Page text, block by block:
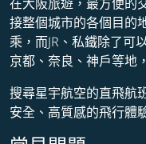
接整個城市的各個目的
乘，而JR、私鐵除了可
京都、奈良、神戶等地
搜尋星宇航空的直飛航
安全、高質感的飛行體